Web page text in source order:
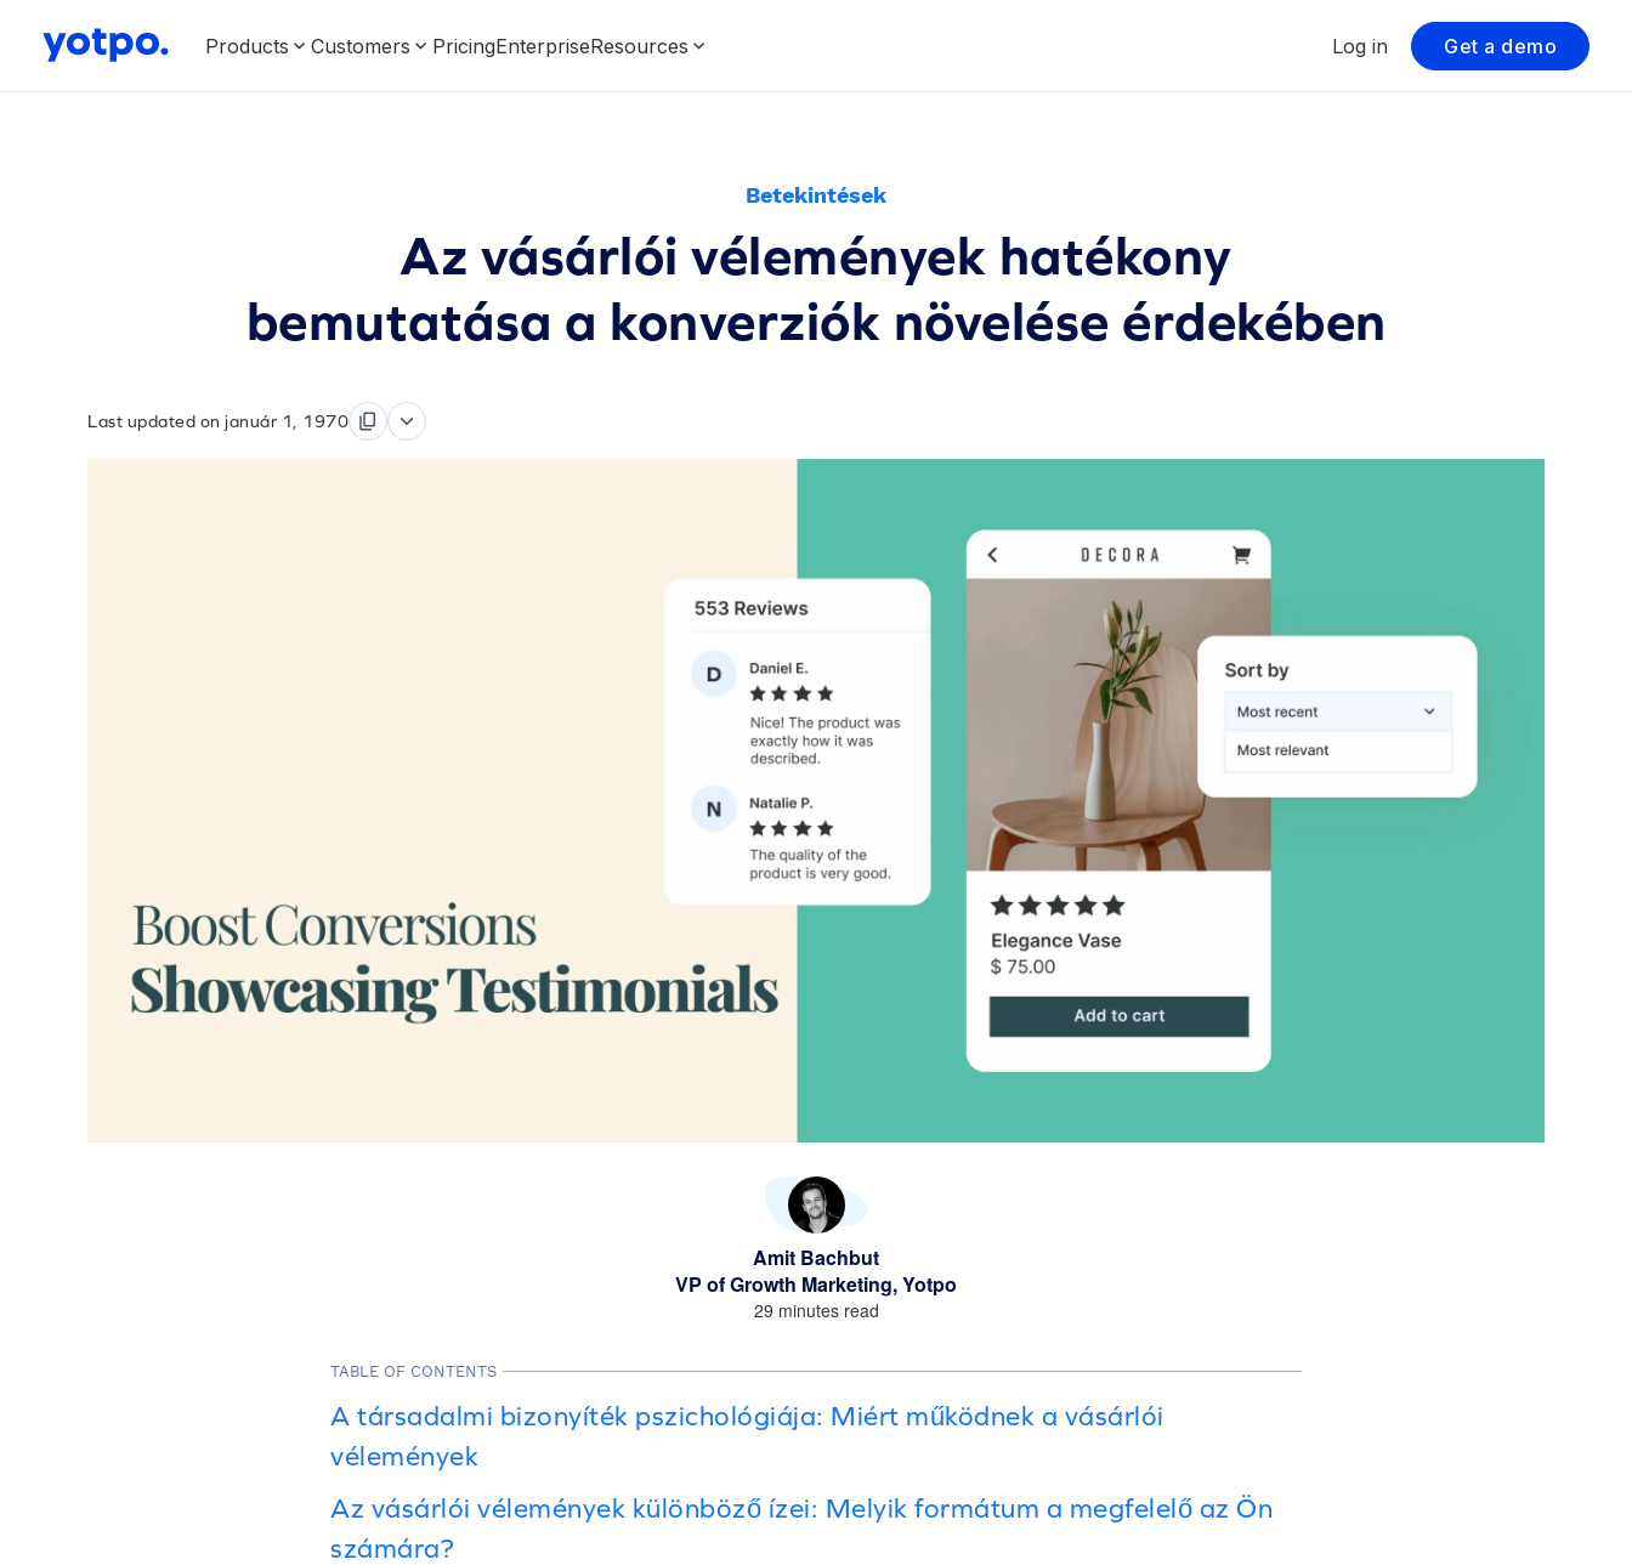
Products Customers PricingEnterpriseResources Log in Get a demo
Betekintések
Az vásárlói vélemények hatékony
bemutatása a konverziók növelése érdekében
Last updated on január 1, 1970
Amit Bachbut
VP of Growth Marketing, Yotpo
29 minutes read
TABLE OF CONTENTS
A társadalmi bizonyíték pszichológiája: Miért működnek a vásárlói
vélemények
Az vásárlói vélemények különböző ízei: Melyik formátum a megfelelő az Ön
számára?